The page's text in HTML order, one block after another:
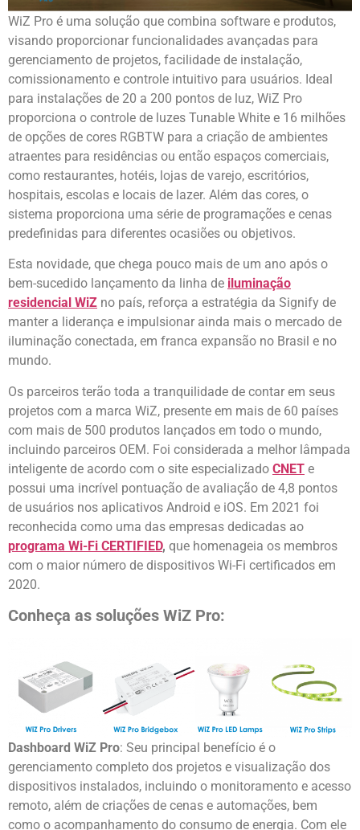
WiZ Pro é uma solução que combina software e produtos,
visando proporcionar funcionalidades avançadas para
gerenciamento de projetos, facilidade de instalação,
comissionamento e controle intuitivo para usuários. Ideal
para instalações de 20 a 200 pontos de luz, WiZ Pro
proporciona o controle de luzes Tunable White e 16 milhões
de opções de cores RGBTW para a criação de ambientes
atraentes para residências ou então espaços comerciais,
como restaurantes, hotéis, lojas de varejo, escritórios,
hospitais, escolas e locais de lazer. Além das cores, o
sistema proporciona uma série de programações e cenas
predefinidas para diferentes ocasiões ou objetivos.
Esta novidade, que chega pouco mais de um ano após o
bem-sucedido lançamento da linha de iluminação
residencial WiZ no país, reforça a estratégia da Signify de
manter a liderança e impulsionar ainda mais o mercado de
iluminação conectada, em franca expansão no Brasil e no
mundo.
Os parceiros terão toda a tranquilidade de contar em seus
projetos com a marca WiZ, presente em mais de 60 países
com mais de 500 produtos lançados em todo o mundo,
incluindo parceiros OEM. Foi considerada a melhor lâmpada
inteligente de acordo com o site especializado CNET e
possui uma incrível pontuação de avaliação de 4,8 pontos
de usuários nos aplicativos Android e iOS. Em 2021 foi
reconhecida como uma das empresas dedicadas ao
programa Wi-Fi CERTIFIED, que homenageia os membros
com o maior número de dispositivos Wi-Fi certificados em
2020.
Conheça as soluções WiZ Pro:
Dashboard WiZ Pro: Seu principal benefício é o
gerenciamento completo dos projetos e visualização dos
dispositivos instalados, incluindo o monitoramento e acesso
remoto, além de criações de cenas e automações, bem
como o acompanhamento do consumo de energia. Com ele